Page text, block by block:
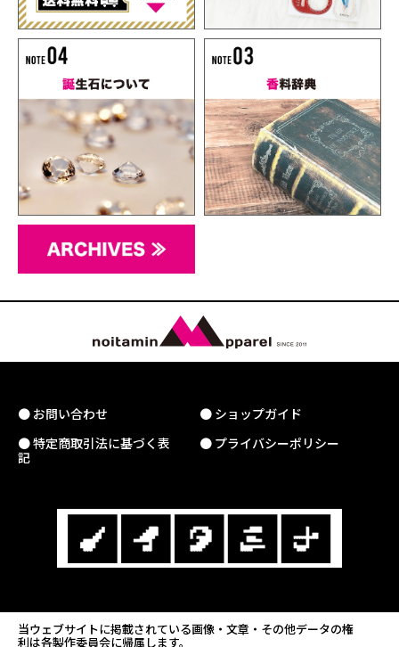
● お問い合わせ
● ショップガイド
● 特定商取引法に基づく表
記
● プライバシーポリシー
当ウェブサイトに掲載されている画像・文章・その他データの権
利は各製作委員会に帰属します。